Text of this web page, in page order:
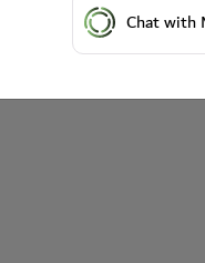
Chat with